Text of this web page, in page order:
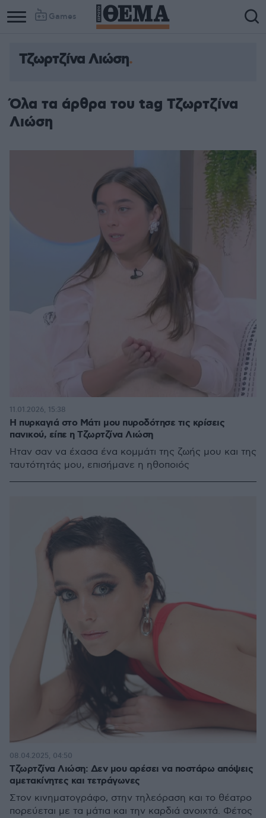
Games
Column
Column
Τζωρτζίνα Λιώση
Όλα τα άρθρα του tag Τζωρτζίνα
Λιώση
Η πυρκαγιά στο Μάτι μου πυροδότησε τις κρίσεις
πανικού, είπε η Τζωρτζίνα Λιώση
Ήταν σαν να έχασα ένα κομμάτι της ζωής μου και της
ταυτότητάς μου, επισήμανε η ηθοποιός
11.01.2026, 15:38
Τζωρτζίνα Λιώση: Δεν μου αρέσει να ποστάρω απόψεις
αμετακίνητες και τετράγωνες
Στον κινηματογράφο, στην τηλεόραση και το θέατρο
πορεύεται με τα μάτια και την καρδιά ανοιχτά. Φέτος
08.04.2025, 04:50